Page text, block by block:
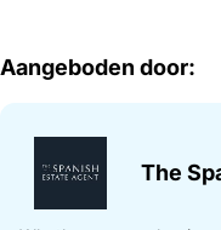
Aangeboden door:
The